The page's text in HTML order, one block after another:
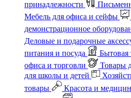
принадлежности
Мебель для офиса и сейфы
демонстрационное
Деловые и подарочные
питания и посуда
Бытовая
офиса и торговли
Товары
для школы и детей
товары
Красота и